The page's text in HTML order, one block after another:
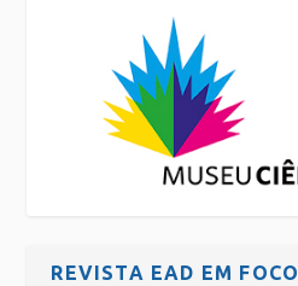
REVISTA EAD EM FOCO